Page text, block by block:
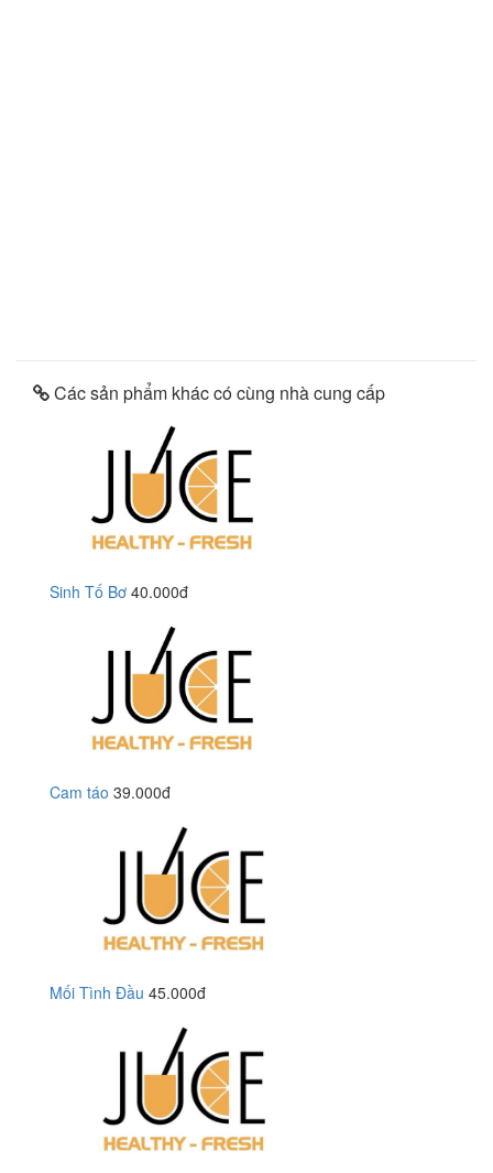
Các sản phẩm khác có cùng nhà cung cấp
Sinh Tố Bơ 40.000đ
Cam táo 39.000đ
Mối Tình Đầu 45.000đ